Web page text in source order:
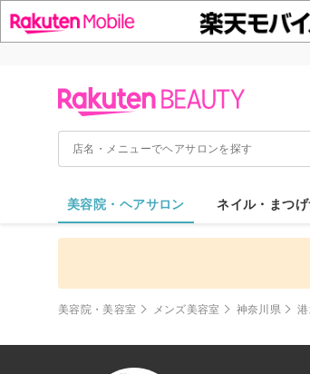
美容院・ヘアサロン ネイル・まつ
美容院・美容室 メンズ美容室 神奈川県